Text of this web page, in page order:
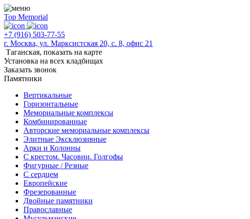
Top Memorial
+7 (916) 503-77-55
г. Москва, ул. Марксистская 20, с. 8, офис 21
Таганская, показать на карте
Установка на всех кладбищах
Заказать звонок
Памятники
Вертикальные
Горизонтальные
Мемориальные комплексы
Комбинированные
Авторские мемориальные комплексы
Элитные Эксклюзивные
Арки и Колонны
С крестом. Часовни. Голгофы
Фигурные / Резные
С сердцем
Европейские
Фрезерованные
Двойные памятники
Православные